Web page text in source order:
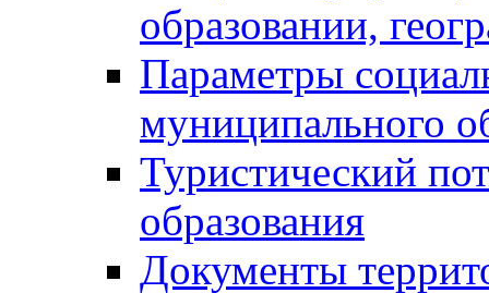
образовании,
Параметры
муниципального
Туристический
образования
Документы